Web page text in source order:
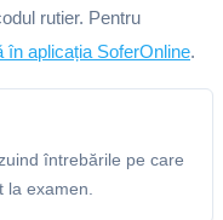
rutier. Pentru
în aplicația SoferOnline.
întrebările pe care
examen.